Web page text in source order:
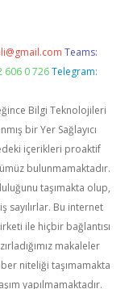
Teams:
606 0 726 Telegram:
Bilgi Teknolojileri
bir Yer Sağlayıcı
içerikleri proaktif
bulunmamaktadır.
taşımakta olup,
sayılırlar. Bu internet
ile hiçbir bağlantısı
makaleler
niteliği taşımamakta
yapılmamaktadır.